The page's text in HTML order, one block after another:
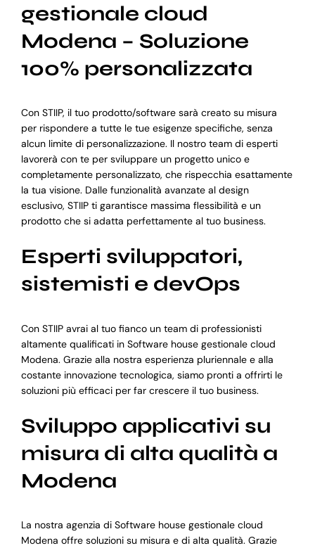
gestionale cloud
Modena – Soluzione
100% personalizzata
Con STIIP, il tuo prodotto/software sarà creato su misura
per rispondere a tutte le tue esigenze specifiche, senza
alcun limite di personalizzazione. Il nostro team di esperti
lavorerà con te per sviluppare un progetto unico e
completamente personalizzato, che rispecchia esattamente
la tua visione. Dalle funzionalità avanzate al design
esclusivo, STIIP ti garantisce massima flessibilità e un
prodotto che si adatta perfettamente al tuo business.
Esperti sviluppatori,
sistemisti e devOps
Con STIIP avrai al tuo fianco un team di professionisti
altamente qualificati in Software house gestionale cloud
Modena. Grazie alla nostra esperienza pluriennale e alla
costante innovazione tecnologica, siamo pronti a offrirti le
soluzioni più efficaci per far crescere il tuo business.
Sviluppo applicativi su
misura di alta qualità a
Modena
La nostra agenzia di Software house gestionale cloud
Modena offre soluzioni su misura e di alta qualità. Grazie